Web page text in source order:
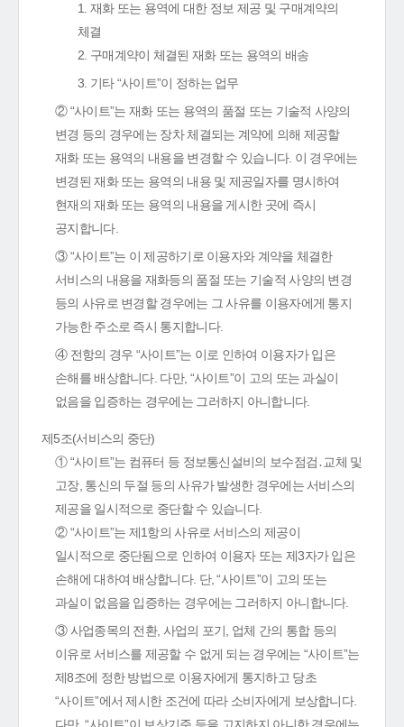
1. 재화 또는 용역에 대한 정보 제공 및 구매계약의
체결
2. 구매계약이 체결된 재화 또는 용역의 배송
3. 기타 “사이트”이 정하는 업무
② “사이트”는 재화 또는 용역의 품절 또는 기술적 사양의
변경 등의 경우에는 장차 체결되는 계약에 의해 제공할
재화 또는 용역의 내용을 변경할 수 있습니다. 이 경우에는
변경된 재화 또는 용역의 내용 및 제공일자를 명시하여
현재의 재화 또는 용역의 내용을 게시한 곳에 즉시
공지합니다.
③ “사이트”는 이 제공하기로 이용자와 계약을 체결한
서비스의 내용을 재화등의 품절 또는 기술적 사양의 변경
등의 사유로 변경할 경우에는 그 사유를 이용자에게 통지
가능한 주소로 즉시 통지합니다.
④ 전항의 경우 “사이트”는 이로 인하여 이용자가 입은
손해를 배상합니다. 다만, “사이트”이 고의 또는 과실이
없음을 입증하는 경우에는 그러하지 아니합니다.
제5조(서비스의 중단)
① “사이트”는 컴퓨터 등 정보통신설비의 보수점검․교체 및
고장, 통신의 두절 등의 사유가 발생한 경우에는 서비스의
제공을 일시적으로 중단할 수 있습니다.
② “사이트”는 제1항의 사유로 서비스의 제공이
일시적으로 중단됨으로 인하여 이용자 또는 제3자가 입은
손해에 대하여 배상합니다. 단, “사이트”이 고의 또는
과실이 없음을 입증하는 경우에는 그러하지 아니합니다.
③ 사업종목의 전환, 사업의 포기, 업체 간의 통합 등의
이유로 서비스를 제공할 수 없게 되는 경우에는 “사이트”는
제8조에 정한 방법으로 이용자에게 통지하고 당초
“사이트”에서 제시한 조건에 따라 소비자에게 보상합니다.